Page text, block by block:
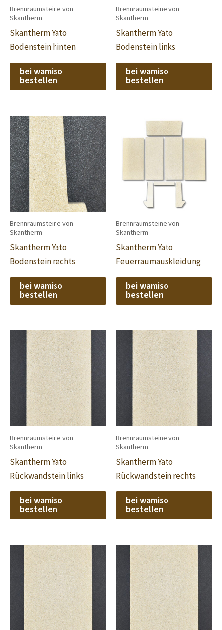
Brennraumsteine von
Skantherm
Skantherm Yato
Bodenstein hinten
bei wamiso
bestellen
Brennraumsteine von
Skantherm
Skantherm Yato
Bodenstein links
bei wamiso
bestellen
Brennraumsteine von
Skantherm
Skantherm Yato
Bodenstein rechts
bei wamiso
bestellen
Brennraumsteine von
Skantherm
Skantherm Yato
Feuerraumauskleidung
bei wamiso
bestellen
Brennraumsteine von
Skantherm
Skantherm Yato
Rückwandstein links
bei wamiso
bestellen
Brennraumsteine von
Skantherm
Skantherm Yato
Rückwandstein rechts
bei wamiso
bestellen